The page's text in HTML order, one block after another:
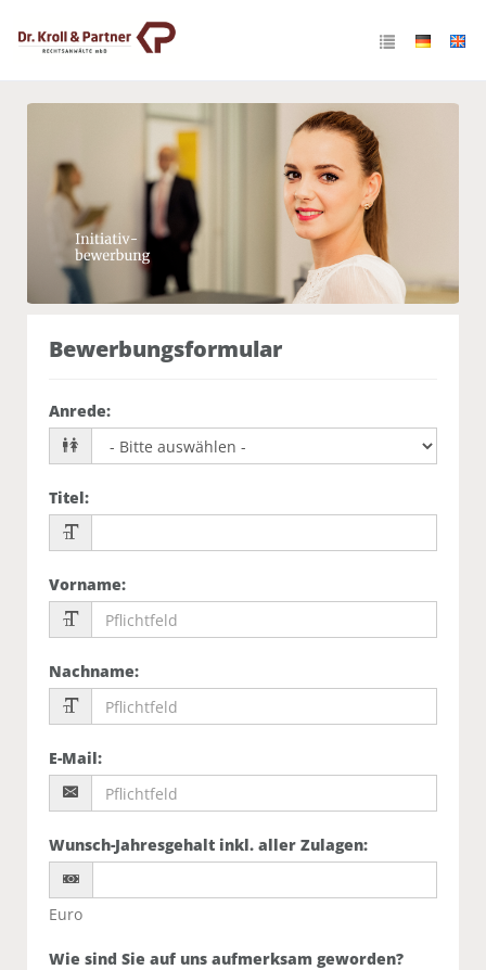
Initiativbewerbung
Bewerbungsformular
Anrede:
Titel:
Vorname:
Nachname:
E-Mail:
Wunsch-Jahresgehalt inkl. aller Zulagen:
Euro
Wie sind Sie auf uns aufmerksam geworden?